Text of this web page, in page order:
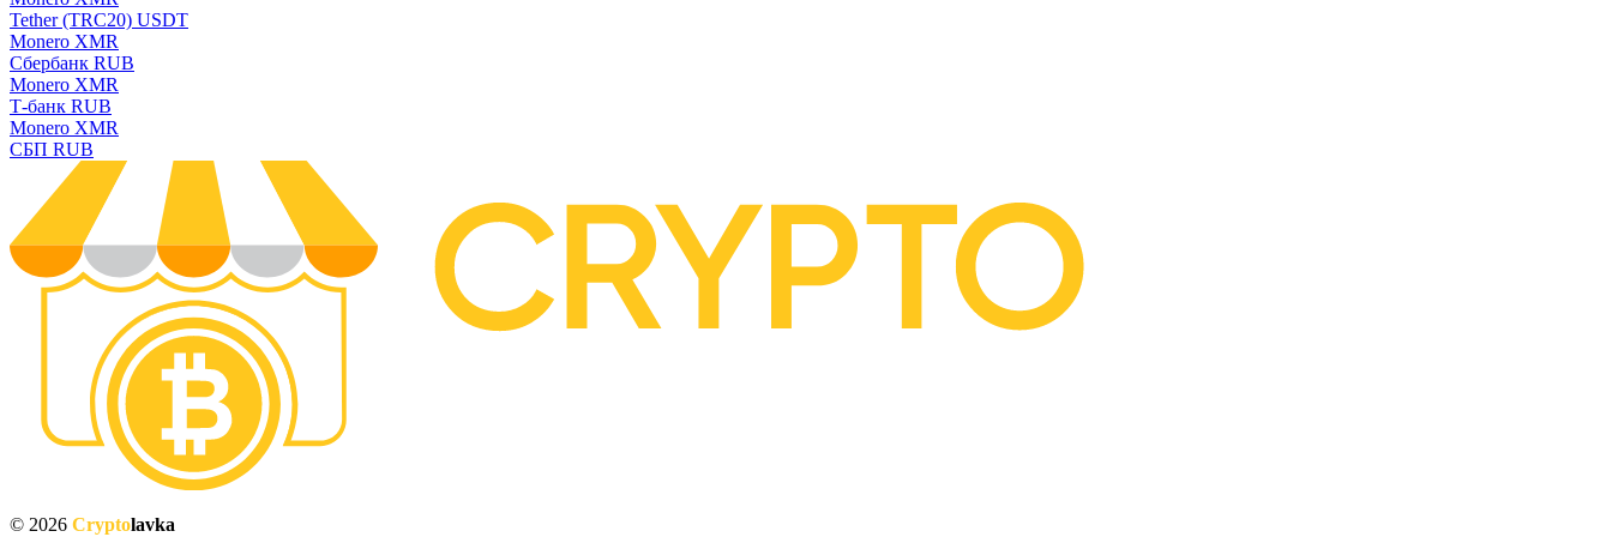
Tether (TRC20) USDT
Monero XMR
Сбербанк RUB
Monero XMR
Т-банк RUB
Monero XMR
СБП RUB
© 2026 Cryptolavka